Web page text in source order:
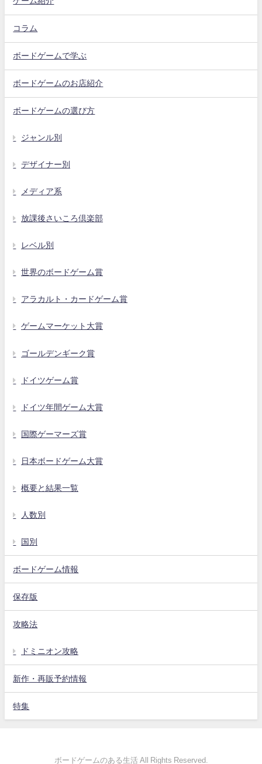
コラム
ボードゲームで学ぶ
ボードゲームのお店紹介
ボードゲームの選び方
ジャンル別
デザイナー別
メディア系
放課後さいころ倶楽部
レベル別
世界のボードゲーム賞
アラカルト・カードゲーム賞
ゲームマーケット大賞
ゴールデンギーク賞
ドイツゲーム賞
ドイツ年間ゲーム大賞
国際ゲーマーズ賞
日本ボードゲーム大賞
概要と結果一覧
人数別
国別
ボードゲーム情報
保存版
攻略法
ドミニオン攻略
新作・再販予約情報
特集
ボードゲームのある生活 All Rights Reserved.